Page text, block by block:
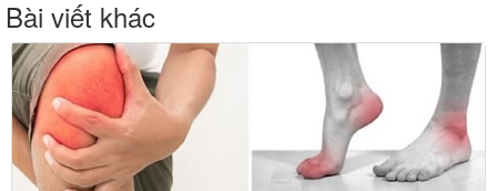
Bài viết khác